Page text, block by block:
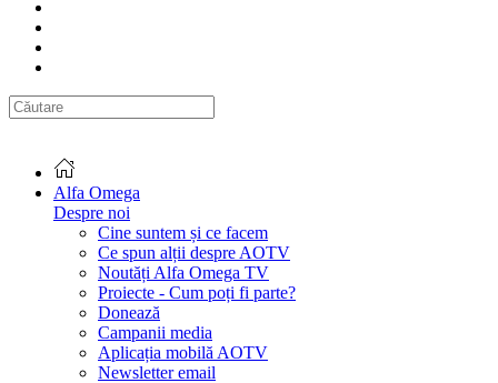
Alfa Omega
Despre noi
Cine suntem și ce facem
Ce spun alții despre AOTV
Noutăți Alfa Omega TV
Proiecte - Cum poți fi parte?
Donează
Campanii media
Aplicația mobilă AOTV
Newsletter email